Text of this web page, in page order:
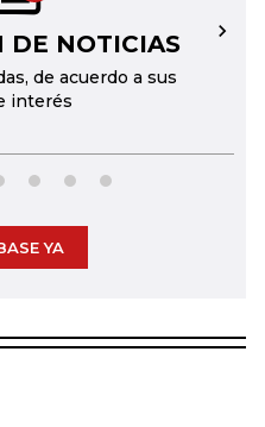
DE NOTICIAS
de acuerdo a sus
interés
→
YA